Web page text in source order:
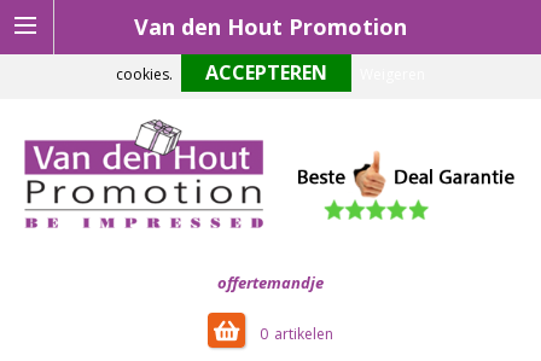
Van den Hout Promotion
offertemandje
0
Om onze website optimaal te laten functioneren maken wij gebruik van
cookies.